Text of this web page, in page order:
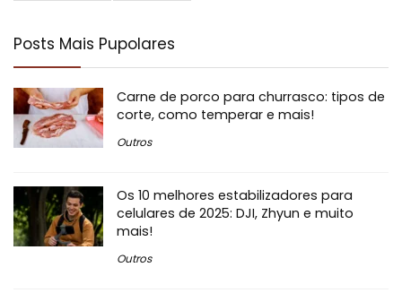
Posts Mais Pupolares
Carne de porco para churrasco: tipos de
corte, como temperar e mais!
Outros
Os 10 melhores estabilizadores para
celulares de 2025: DJI, Zhyun e muito
mais!
Outros